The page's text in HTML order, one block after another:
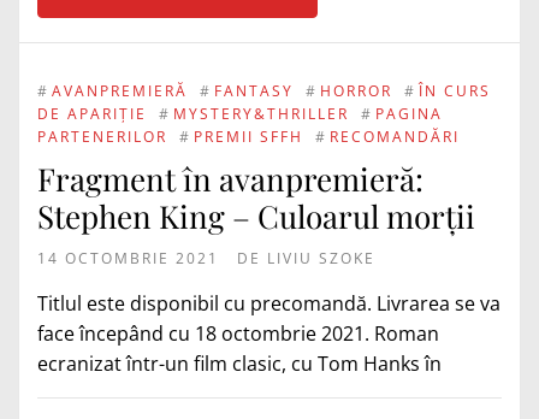
# AVANPREMIERĂ # FANTASY # HORROR # ÎN CURS
DE APARIȚIE
# MYSTERY&THRILLER # PAGINA
PARTENERILOR
# PREMII SFFH # RECOMANDĂRI
Fragment în avanpremieră:
Stephen King – Culoarul morții
14 OCTOMBRIE 2021 DE LIVIU SZOKE
Titlul este disponibil cu precomandă. Livrarea se va
face începând cu 18 octombrie 2021. Roman
ecranizat într-un film clasic, cu Tom Hanks în